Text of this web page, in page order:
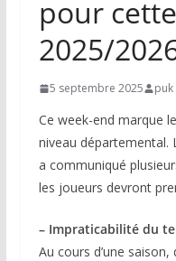
pour
2025/
5 septembre 2025 puk
Ce week-end marque
niveau départemental.
a communiqué
les joueurs devront
– Impraticabilité du
Au cours d’une